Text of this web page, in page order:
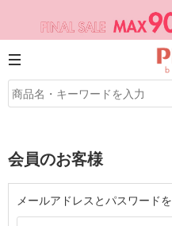
会員のお客様
メールアドレスとパスワード